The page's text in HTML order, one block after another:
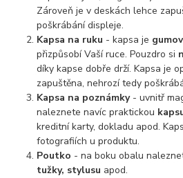
Zároveň je v deskách lehce
poškrábání displeje.
Kapsa na ruku - kapsa je
přizpůsobí Vaší ruce. Pouzdro si
díky kapse dobře drží. Kapsa je
zapuštěna, nehrozí tedy
Kapsa na poznámky- uvnitř
naleznete navíc praktickou
kreditní karty, dokladu apod.
fotografiích u produktu.
Poutko - na boku obalu
tužky, stylusu apod.